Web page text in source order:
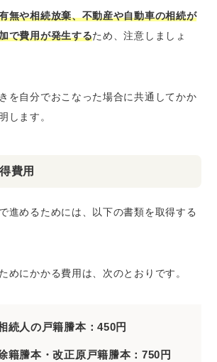
無や相続放棄、不動産や自動車の相続が
で費用が発生するため、注意しましょ
を自分でおこなった場合に共通してかか
します。
費用
進めるためには、以下の書類を取得する
めにかかる費用は、次のとおりです。
続人の戸籍謄本：450円
籍謄本・改正原戸籍謄本：750円